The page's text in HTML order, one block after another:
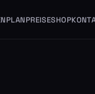
PREISESHOP